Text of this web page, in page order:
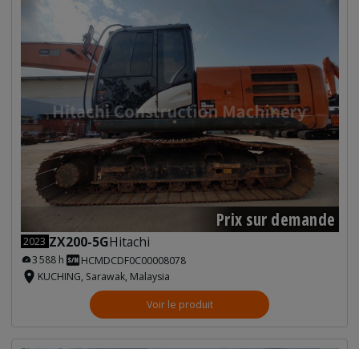
Prix sur demande
2023 ZX200-5GHitachi
3 588 h
HCMDCDF0C00008078
KUCHING, Sarawak, Malaysia
Voir le produit